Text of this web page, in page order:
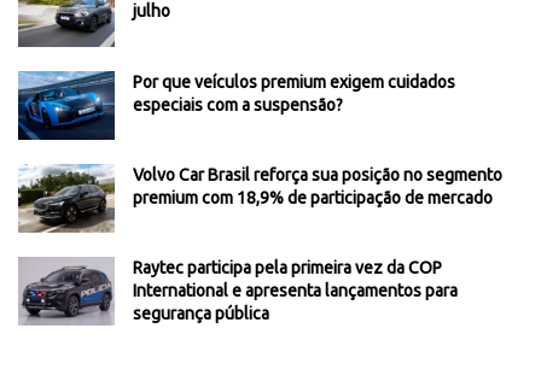
julho
Por que veículos premium exigem cuidados
especiais com a suspensão?
Volvo Car Brasil reforça sua posição no segmento
premium com 18,9% de participação de mercado
Raytec participa pela primeira vez da COP
International e apresenta lançamentos para
segurança pública